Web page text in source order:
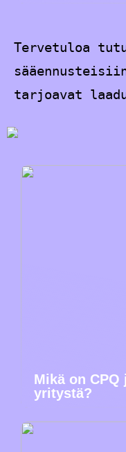
Tervetuloa
tarjoavat
Mikä on
yritystä?